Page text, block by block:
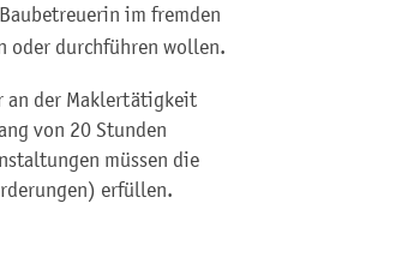
im fremden
oder durchführen wollen.
an der Maklertätigkeit
von 20 Stunden
müssen die
erfüllen.